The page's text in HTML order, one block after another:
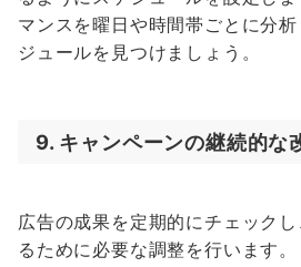
マンスを曜日や時間帯ごとに分
ジュールを見つけましょう。
9. キャンペーンの継続的な
広告の成果を定期的にチェック
るために必要な調整を行います。